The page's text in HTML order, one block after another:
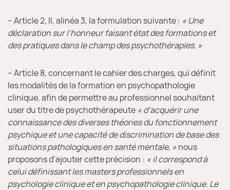
– Article 2, II, alinéa 3, la formulation suivante : « Une
déclaration sur l’honneur faisant état des formations et
des pratiques dans le champ des psychothérapies. »
– Article 8, concernant le cahier des charges, qui définit
les modalités de la formation en psychopathologie
clinique, afin de permettre au professionnel souhaitant
user du titre de psychothérapeute « d’acquérir une
connaissance des diverses théories du fonctionnement
psychique et une capacité de discrimination de base des
situations pathologiques en santé mentale, »nous
proposons d’ajouter cette précision : « il correspond à
celui définissant les masters professionnels en
psychologie clinique et en psychopathologie clinique. Le